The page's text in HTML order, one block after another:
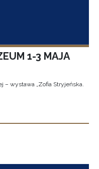
1-3 MAJA
– wystawa „Zofia Stryjeńska.